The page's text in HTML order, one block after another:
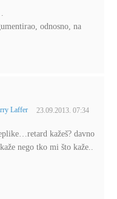
odnosno, na
Laffer 23.09.2013. 07:34
kažeš? davno
nego tko mi što kaže..